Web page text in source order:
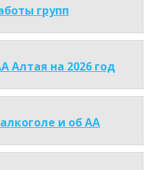
групп
Алтая на 2026 год
и об АА